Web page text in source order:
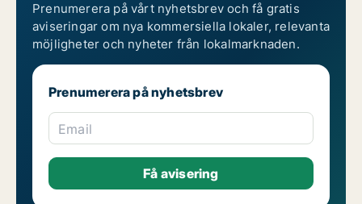
Prenumerera på vårt nyhetsbrev och få gratis
aviseringar om nya kommersiella lokaler, relevanta
möjligheter och nyheter från lokalmarknaden.
Prenumerera på nyhetsbrev
Email